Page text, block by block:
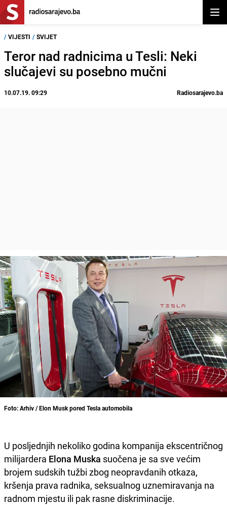
/ VIJESTI / SVIJET
Teror nad radnicima u Tesli: Neki
slučajevi su posebno mučni
10.07.19. 09:29 Radiosarajevo.ba
Foto: Arhiv / Elon Musk pored Tesla automobila
U posljednjih nekoliko godina kompanija ekscentričnog
milijardera Elona Muska suočena je sa sve većim
brojem sudskih tužbi zbog neopravdanih otkaza,
kršenja prava radnika, seksualnog uznemiravanja na
radnom mjestu ili pak rasne diskriminacije.